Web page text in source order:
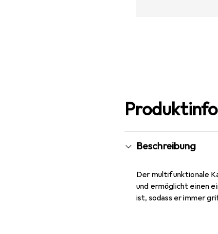
Beschreibung
Der multifunktionale
und ermöglicht einen
ist, sodass er immer